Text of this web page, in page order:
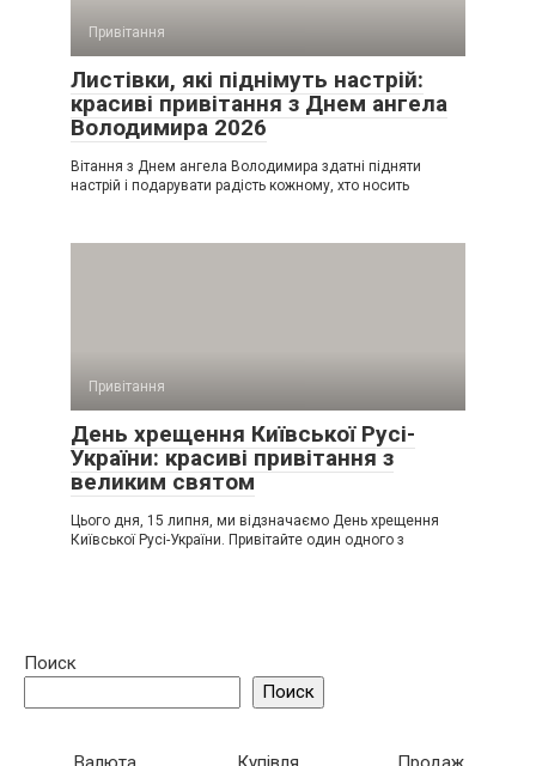
Привітання
Листівки, які піднімуть настрій:
красиві привітання з Днем ангела
Володимира 2026
Вітання з Днем ангела Володимира здатні підняти
настрій і подарувати радість кожному, хто носить
Привітання
День хрещення Київської Русі-
України: красиві привітання з
великим святом
Цього дня, 15 липня, ми відзначаємо День хрещення
Київської Русі-України. Привітайте один одного з
Поиск
Поиск